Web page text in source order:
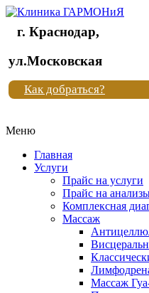
Клиника
"Новая
жизнь"
Клиника
жизнь"
г. Краснодар,
ул.Московская
Как добраться?
Меню
Главная
Услуги
Прайс на услуги
Прайс на
Комплексная
Массаж
Массаж